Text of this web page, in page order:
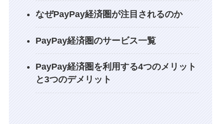
なぜPayPay経済圏が注目されるのか
PayPay経済圏のサービス一覧
PayPay経済圏を利用する4つのメリット
と3つのデメリット